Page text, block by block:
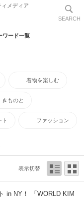
メディア
SEARCH
ワード一覧
着物を楽しむ
きものと
ト ファッション
表示切替
in NY！ 「WORLD KIM